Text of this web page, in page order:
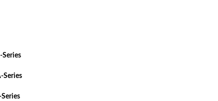
Series
Series